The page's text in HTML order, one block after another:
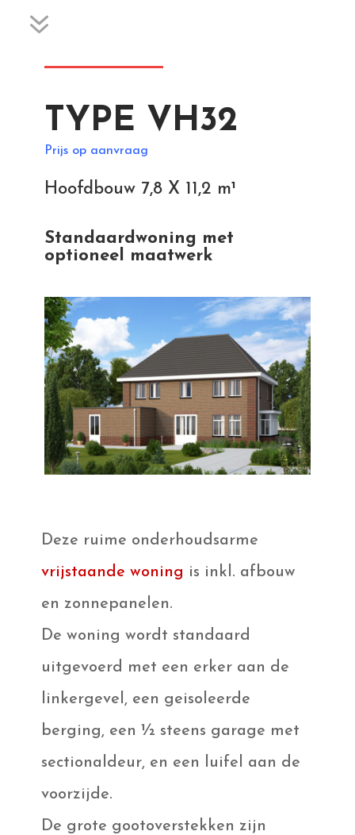
7
TYPE VH32
Prijs op aanvraag
Hoofdbouw 7,8 X 11,2 m¹
Standaardwoning met
optioneel maatwerk
Deze ruime onderhoudsarme
vrijstaande woning is inkl. afbouw
en zonnepanelen.
De woning wordt standaard
uitgevoerd met een erker aan de
linkergevel, een geisoleerde
berging, een ½ steens garage met
sectionaldeur, en een luifel aan de
voorzijde.
De grote gootoverstekken zijn